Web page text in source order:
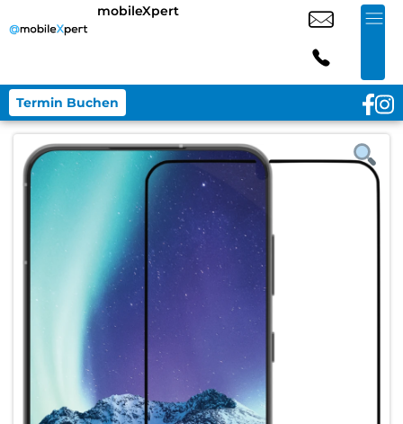
mobileXpert
Termin Buchen